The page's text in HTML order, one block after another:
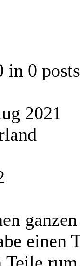
in 0 posts
2021